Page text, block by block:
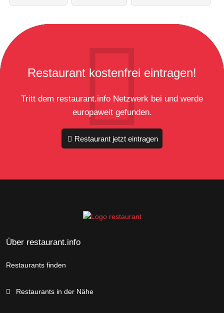
Restaurant kostenfrei eintragen!
Tritt dem restaurant.info Netzwerk bei und werde
europaweit gefunden.
Restaurant jetzt eintragen
Über restaurant.info
Restaurants finden
Restaurants in der Nähe